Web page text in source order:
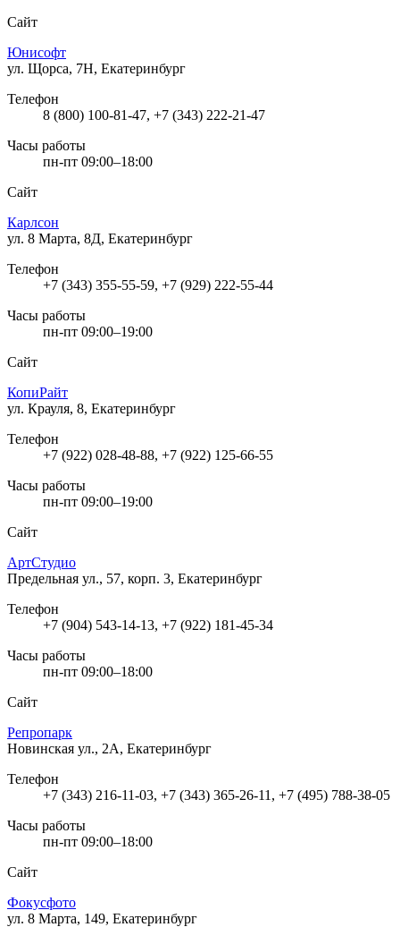
Сайт
Юнисофт
ул. Щорса, 7Н, Екатеринбург
Телефон
8 (800) 100-81-47, +7 (343) 222-21-47
Часы работы
пн-пт 09:00–18:00
Сайт
Карлсон
ул. 8 Марта, 8Д, Екатеринбург
Телефон
+7 (343) 355-55-59, +7 (929) 222-55-44
Часы работы
пн-пт 09:00–19:00
Сайт
КопиРайт
ул. Крауля, 8, Екатеринбург
Телефон
+7 (922) 028-48-88, +7 (922) 125-66-55
Часы работы
пн-пт 09:00–19:00
Сайт
АртСтудио
Предельная ул., 57, корп. 3, Екатеринбург
Телефон
+7 (904) 543-14-13, +7 (922) 181-45-34
Часы работы
пн-пт 09:00–18:00
Сайт
Репропарк
Новинская ул., 2А, Екатеринбург
Телефон
+7 (343) 216-11-03, +7 (343) 365-26-11, +7 (495) 788-38-05
Часы работы
пн-пт 09:00–18:00
Сайт
Фокусфото
ул. 8 Марта, 149, Екатеринбург